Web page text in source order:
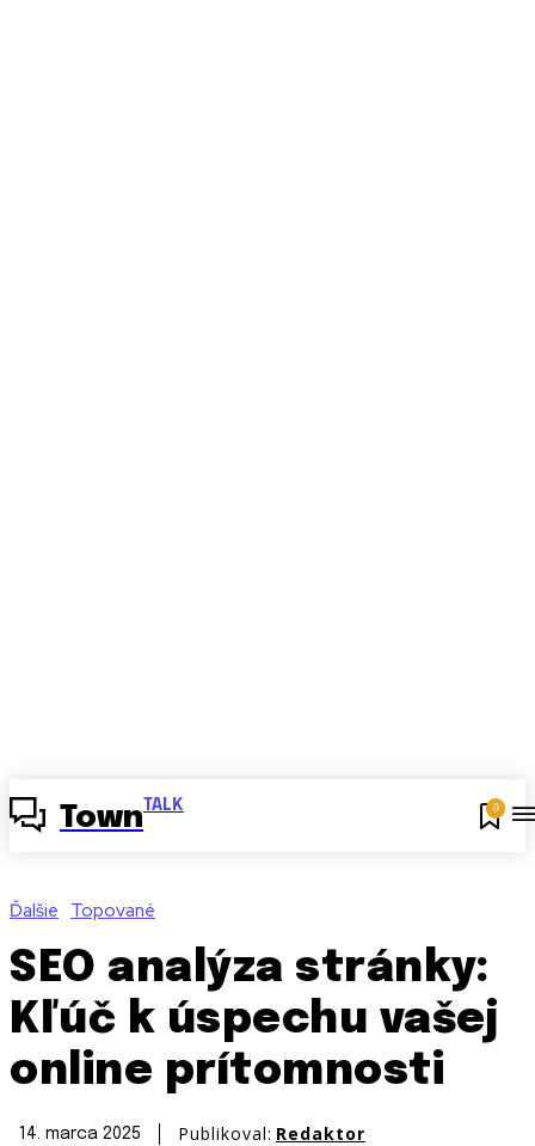
Town TALK 0
Ďalšie Topované
SEO analýza stránky:
Kľúč k úspechu vašej
online prítomnosti
14. marca 2025 Publikoval: Redaktor